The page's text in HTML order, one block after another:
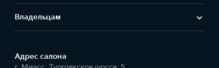
Владельцам
Адрес салонa